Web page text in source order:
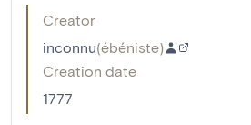
Creator
inconnu(ébéniste)
Creation date
1777